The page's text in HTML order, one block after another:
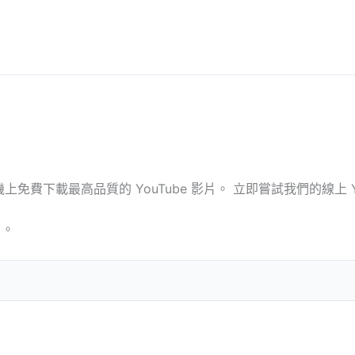
免費下載最高品質的 YouTube 影片。 立即嘗試我們的線上